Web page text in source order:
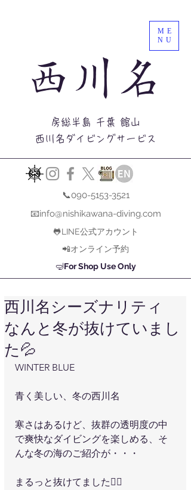
房総半島 千葉 館山
西川名ダイビングサービス
西川名
📞090-5153-3521
📧info@nishikawana-diving.com
🐸LINE公式アカウント
📲オンライン予約
🤿For Shop Use Only
ME
NU
西川名シーズナリティ
なんと冬が抜けていまし
た💦
WINTER BLUE
青く美しい、冬の西川名
寒さはあるけど、抜群の透明度の中
で爽快なダイビングを楽しめる、そ
んな冬の海のご紹介が・・・
まるっと抜けてました🙇‍♀